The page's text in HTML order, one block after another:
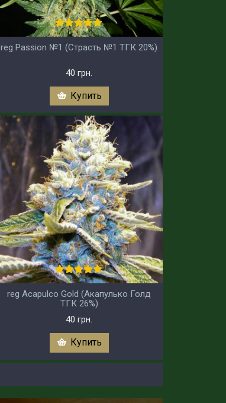
reg Passion №1 (Страсть №1 ТГК 20%)
40 грн.
Купить
reg Acapulco Gold (Акапулько Голд
ТГК 26%)
40 грн.
Купить